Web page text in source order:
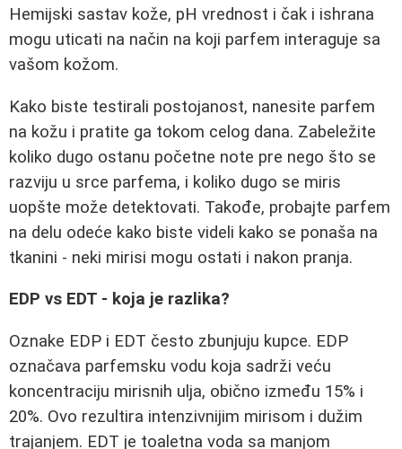
Hemijski sastav kože, pH vrednost i čak i ishrana
mogu uticati na način na koji parfem interaguje sa
vašom kožom.
Kako biste testirali postojanost, nanesite parfem
na kožu i pratite ga tokom celog dana. Zabeležite
koliko dugo ostanu početne note pre nego što se
razviju u srce parfema, i koliko dugo se miris
uopšte može detektovati. Takođe, probajte parfem
na delu odeće kako biste videli kako se ponaša na
tkanini - neki mirisi mogu ostati i nakon pranja.
EDP vs EDT - koja je razlika?
Oznake EDP i EDT često zbunjuju kupce. EDP
označava parfemsku vodu koja sadrži veću
koncentraciju mirisnih ulja, obično između 15% i
20%. Ovo rezultira intenzivnijim mirisom i dužim
trajanjem. EDT je toaletna voda sa manjom